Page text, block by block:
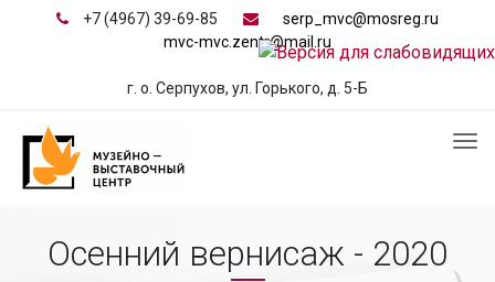
+7 (4967) 39-69-85
serp_mvc@mosreg.ru
mvc-mvc.zentr@mail.ru
г. о. Серпухов, ул. Горького, д. 5-Б
Осенний вернисаж - 2020